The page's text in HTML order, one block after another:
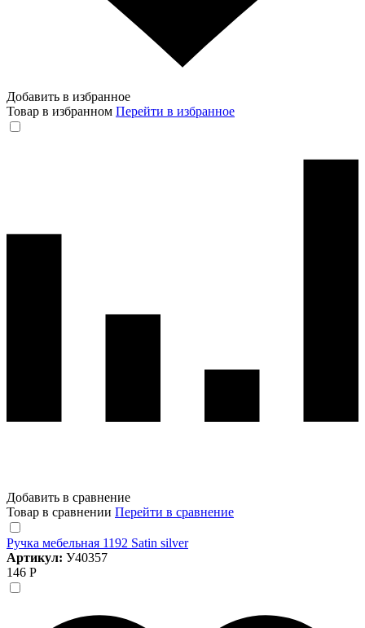
Добавить в избранное
Товар в избранном Перейти в избранное
Добавить в сравнение
Товар в сравнении Перейти в сравнение
Ручка мебельная 1192 Satin silver
Артикул: У40357
146 Р